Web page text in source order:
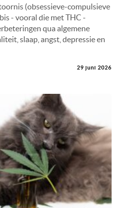
(obsessieve-compulsieve
- vooral die met THC -
qua algemene
slaap, angst, depressie en
29 juni 2026